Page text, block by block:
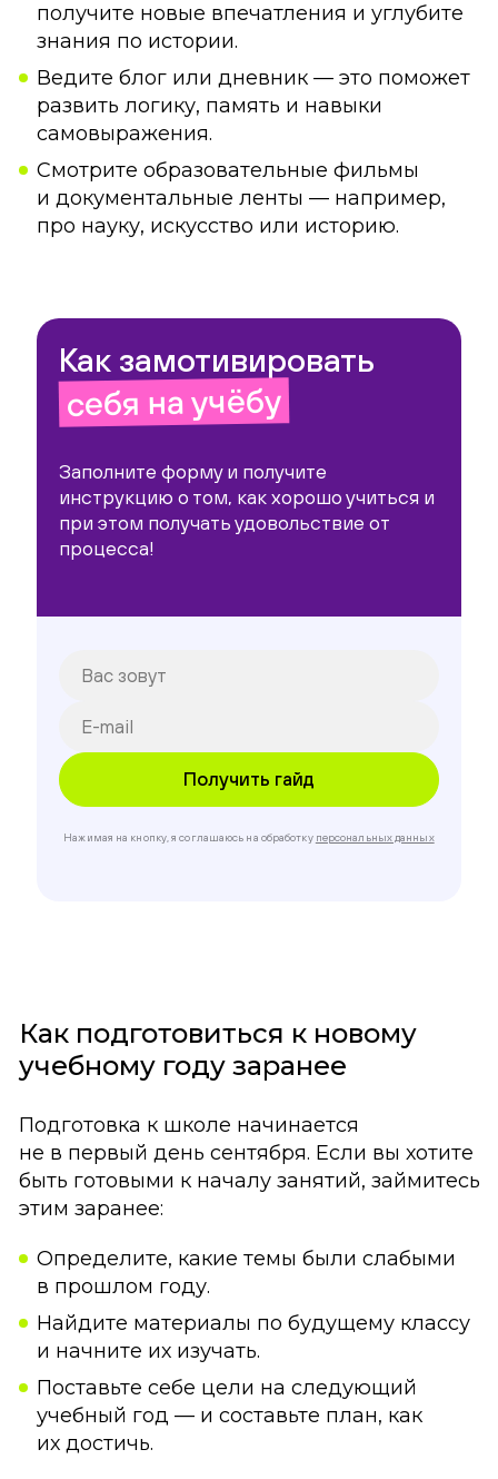
получите новые впечатления и углубите
знания по истории.
Ведите блог или дневник — это поможет
развить логику, память и навыки
самовыражения.
Смотрите образовательные фильмы
и документальные ленты — например,
про науку, искусство или историю.
Как замотивировать
себя на учёбу
Заполните форму и получите
инструкцию о том, как хорошо учиться и
при этом получать удовольствие от
процесса!
Нажимая на кнопку, я соглашаюсь на обработку персональных данных
Как подготовиться к новому
учебному году заранее
Подготовка к школе начинается
не в первый день сентября. Если вы хотите
быть готовыми к началу занятий, займитесь
этим заранее:
Определите, какие темы были слабыми
в прошлом году.
Найдите материалы по будущему классу
и начните их изучать.
Поставьте себе цели на следующий
учебный год — и составьте план, как
их достичь.